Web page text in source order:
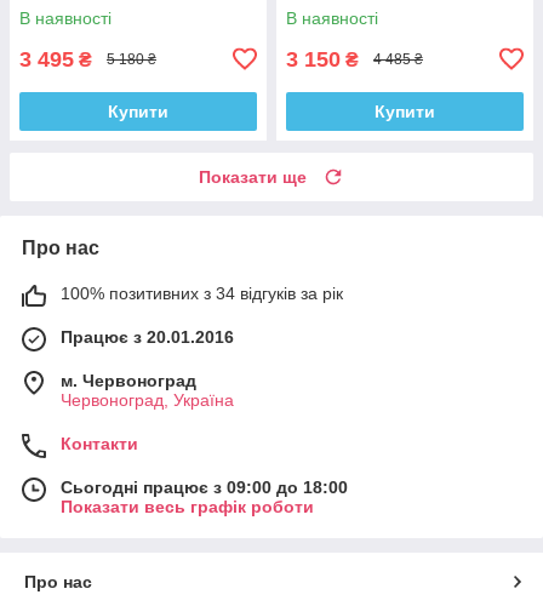
В наявності
3 495 ₴ 5 180 ₴
Купити
В наявності
3 150 ₴ 4 485 ₴
Купити
Показати ще
Про нас
100% позитивних з 34 відгуків за рік
Працює з 20.01.2016
м. Червоноград
Червоноград, Україна
Контакти
Сьогодні працює з 09:00 до 18:00
Показати весь графік роботи
Про нас